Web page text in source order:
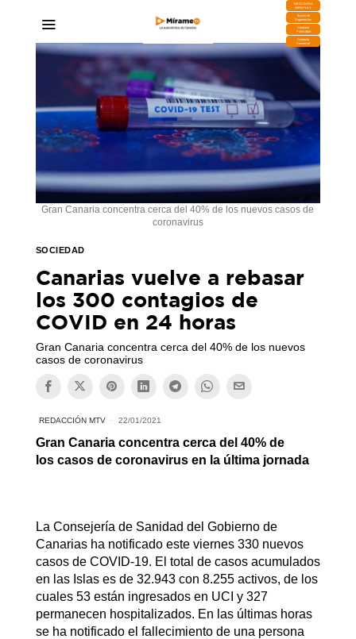
DESCARGA
MIRAPLAY
Buzón de
Sugerencias
Contratar
Publicidad
Contacto
Comercial
Gran Canaria concentra cerca del 40% de los nuevos casos de
coronavirus
SOCIEDAD
Canarias vuelve a rebasar
los 300 contagios de
COVID en 24 horas
Gran Canaria concentra cerca del 40% de los nuevos
casos de coronavirus
REDACCIÓN MTV 22/01/2021
Gran Canaria concentra cerca del 40% de
los casos de coronavirus en la última jornada
La Consejería de Sanidad del Gobierno de
Canarias ha notificado este viernes 330 nuevos
casos de COVID-19. El total de casos acumulados
en las Islas es de 32.943 con 8.255 activos, de los
cuales 53 están ingresados en UCI y 327
permanecen hospitalizados. En las últimas horas
se ha notificado el fallecimiento de una persona